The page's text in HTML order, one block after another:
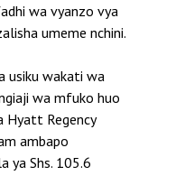
wa vyanzo vya
umeme nchini.
usiku wakati wa
wa mfuko huo
Hyatt Regency
ambapo
ya Shs. 105.6